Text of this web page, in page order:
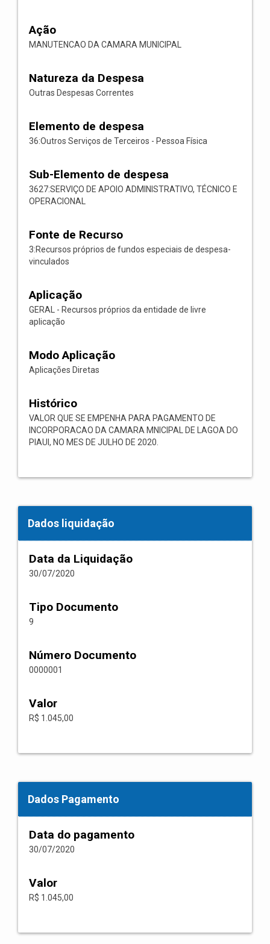
Ação
MANUTENCAO DA CAMARA MUNICIPAL
Natureza da Despesa
Outras Despesas Correntes
Elemento de despesa
36:Outros Serviços de Terceiros - Pessoa Física
Sub-Elemento de despesa
3627:SERVIÇO DE APOIO ADMINISTRATIVO, TÉCNICO E
OPERACIONAL
Fonte de Recurso
3:Recursos próprios de fundos especiais de despesa-
vinculados
Aplicação
GERAL - Recursos próprios da entidade de livre
aplicação
Modo Aplicação
Aplicações Diretas
Histórico
VALOR QUE SE EMPENHA PARA PAGAMENTO DE
INCORPORACAO DA CAMARA MNICIPAL DE LAGOA DO
PIAUI, NO MES DE JULHO DE 2020.
Dados liquidação
Data da Liquidação
30/07/2020
Tipo Documento
9
Número Documento
0000001
Valor
R$ 1.045,00
Dados Pagamento
Data do pagamento
30/07/2020
Valor
R$ 1.045,00